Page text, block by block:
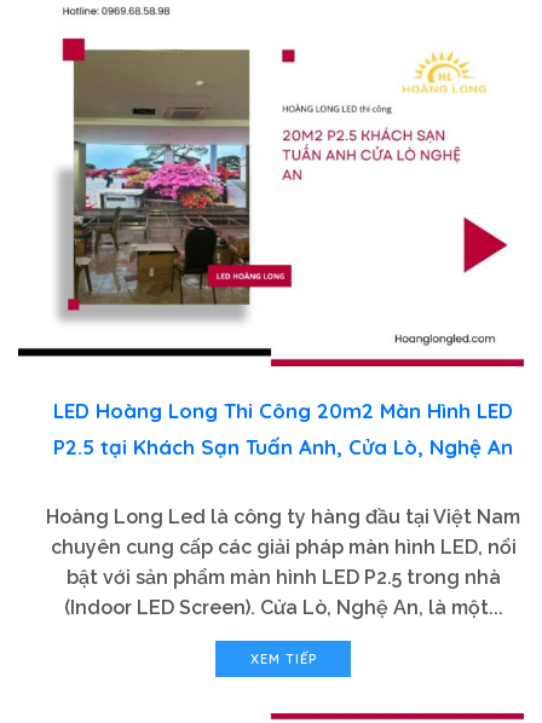
LED Hoàng Long Thi Công 20m2 Màn Hình LED
P2.5 tại Khách Sạn Tuấn Anh, Cửa Lò, Nghệ An
Hoàng Long Led là công ty hàng đầu tại Việt Nam
chuyên cung cấp các giải pháp màn hình LED, nổi
bật với sản phẩm màn hình LED P2.5 trong nhà
(Indoor LED Screen). Cửa Lò, Nghệ An, là một...
XEM TIẾP